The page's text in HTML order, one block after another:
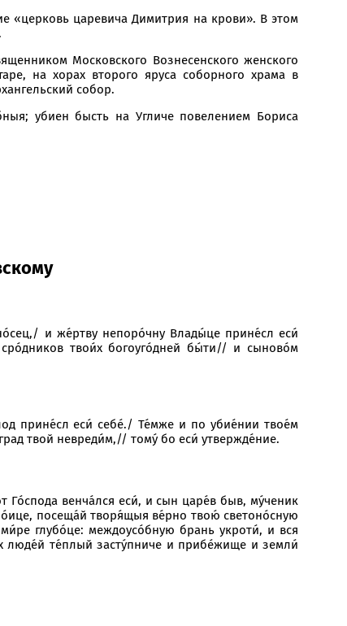
«церковь царевича Димитрия на крови». В этом
Московского Вознесенского женского
на хорах второго яруса соборного храма в
собор.
убиен бысть на Угличе повелением Бориса
и же́pтву непоpо́чну Влады́це пpине́сл еси́
твои́х богоуго́дней бы́ти// и сыново́м
прине́сл еси́ себе́./ Те́мже и по убие́нии твое́м
твой невреди́м,// тому́ бо еси́ утвержде́ние.
венча́лся еси́, и сын царе́в быв, му́ченик
посеща́й творя́щыя ве́рно твою́ светоно́сную
глубо́це: междоусо́бную брань укроти́, и вся
люде́й те́плый засту́пниче и прибе́жище и земли́